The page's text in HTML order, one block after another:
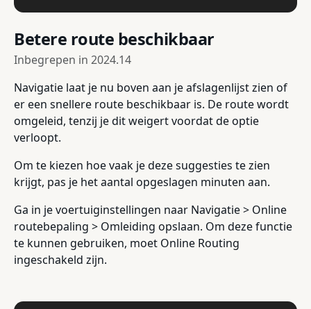
Betere route beschikbaar
Inbegrepen in 2024.14
Navigatie laat je nu boven aan je afslagenlijst zien of
er een snellere route beschikbaar is. De route wordt
omgeleid, tenzij je dit weigert voordat de optie
verloopt.
Om te kiezen hoe vaak je deze suggesties te zien
krijgt, pas je het aantal opgeslagen minuten aan.
Ga in je voertuiginstellingen naar Navigatie > Online
routebepaling > Omleiding opslaan. Om deze functie
te kunnen gebruiken, moet Online Routing
ingeschakeld zijn.